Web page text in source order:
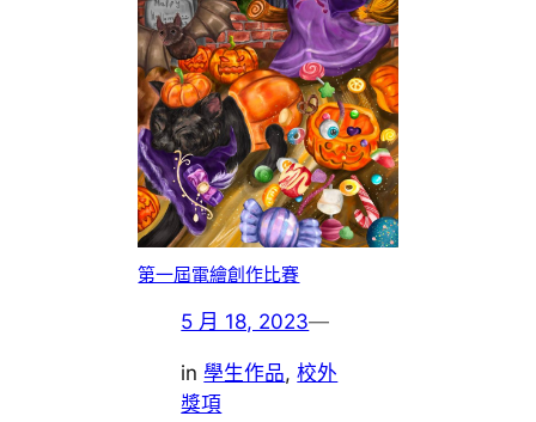
第一屆電繪創作比賽
5 月 18, 2023—
in學生作品, 校外
獎項